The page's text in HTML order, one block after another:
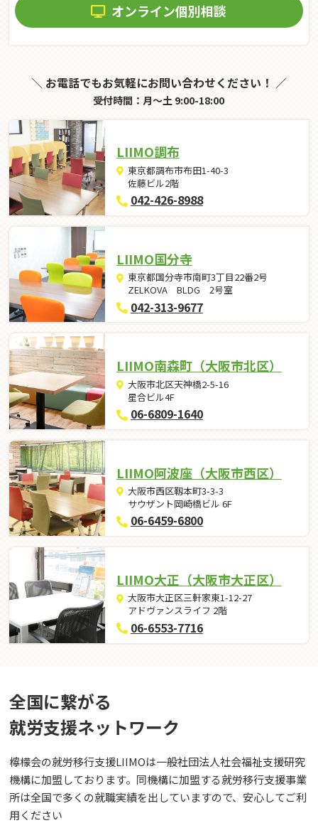
オンライン個別相談
＼ お電話でもお気軽にお問い合わせください！ ／
受付時間：月～土 9:00-18:00
LIIMO調布
東京都調布市布田1-40-3
佐藤ビル2階
042-426-8988
LIIMO国分寺
東京都国分寺市南町3丁目22番2号
ZELKOVA BLDG 2号室
042-313-9677
LIIMO南森町（大阪市北区）
大阪市北区天神橋2-5-16
星合ビル4F
06-6809-1640
LIIMO阿波座（大阪市西区）
大阪市西区靱本町3-3-3
サウザント岡崎橋ビル 6F
06-6459-6800
LIIMO大正（大阪市大正区）
大阪市大正区三軒家東1-12-27
アドヴァンスライフ 2階
06-6553-7716
全国に繋がる
就労⽀援ネットワーク
檸檬会の就労移行支援LIIMOは一般社団法人社会福祉支援研究
機構に加盟しております。同機構に加盟する就労移行支援事業
所は全国で多くの就職実績を出していますので、安心してご利
用ください